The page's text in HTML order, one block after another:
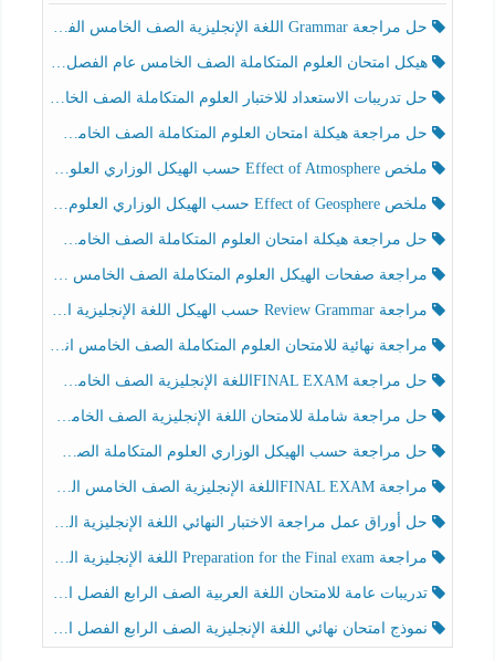
حل مراجعة Grammar اللغة الإنجليزية الصف الخامس الفصل الثالث
هيكل امتحان العلوم المتكاملة الصف الخامس عام الفصل الدراسي الثالث 2025-2026
حل تدريبات الاستعداد للاختبار العلوم المتكاملة الصف الخامس عام الفصل الثالث
حل مراجعة هيكلة امتحان العلوم المتكاملة الصف الخامس انسبير الفصل الثالث
ملخص Effect of Atmosphere حسب الهيكل الوزاري العلوم المتكاملة الصف الخامس انسبير الفصل الثالث
ملخص Effect of Geosphere حسب الهيكل الوزاري العلوم المتكاملة الصف الخامس انسبير الفصل الثالث
حل مراجعة هيكلة امتحان العلوم المتكاملة الصف الخامس عام الفصل الثالث
مراجعة صفحات الهيكل العلوم المتكاملة الصف الخامس انسبير الفصل الثالث
مراجعة Review Grammar حسب الهيكل اللغة الإنجليزية الصف الخامس الفصل الثالث
مراجعة نهائية للامتحان العلوم المتكاملة الصف الخامس انسبير الفصل الثالث
حل مراجعة FINAL EXAMاللغة الإنجليزية الصف الخامس الفصل الثالث
حل مراجعة شاملة للامتحان اللغة الإنجليزية الصف الخامس الفصل الثالث
حل مراجعة حسب الهيكل الوزاري العلوم المتكاملة الصف الخامس عام الفصل الثالث
مراجعة FINAL EXAMاللغة الإنجليزية الصف الخامس الفصل الثالث
حل أوراق عمل مراجعة الاختبار النهائي اللغة الإنجليزية الصف الرابع الفصل الثالث
مراجعة Preparation for the Final exam اللغة الإنجليزية الصف الرابع الفصل الثالث
تدريبات عامة للامتحان اللغة العربية الصف الرابع الفصل الثالث
نموذج امتحان نهائي اللغة الإنجليزية الصف الرابع الفصل الثالث